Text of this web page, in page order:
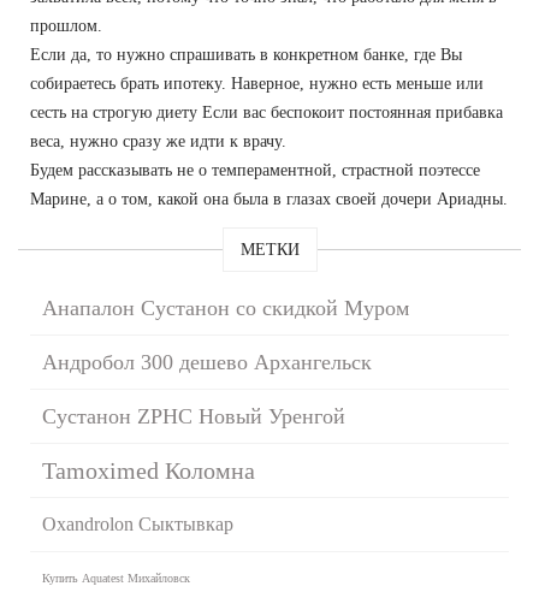
прошлом.
Если да, то нужно спрашивать в конкретном банке, где Вы
собираетесь брать ипотеку. Наверное, нужно есть меньше или
сесть на строгую диету Если вас беспокоит постоянная прибавка
веса, нужно сразу же идти к врачу.
Будем рассказывать не о темпераментной, страстной поэтессе
Марине, а о том, какой она была в глазах своей дочери Ариадны.
МЕТКИ
Анапалон Сустанон со скидкой Муром
Андробол 300 дешево Архангельск
Сустанон ZPHC Новый Уренгой
Tamoximed Коломна
Oxandrolon Сыктывкар
Купить Aquatest Михайловск